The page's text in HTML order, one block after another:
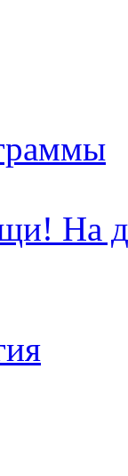
На